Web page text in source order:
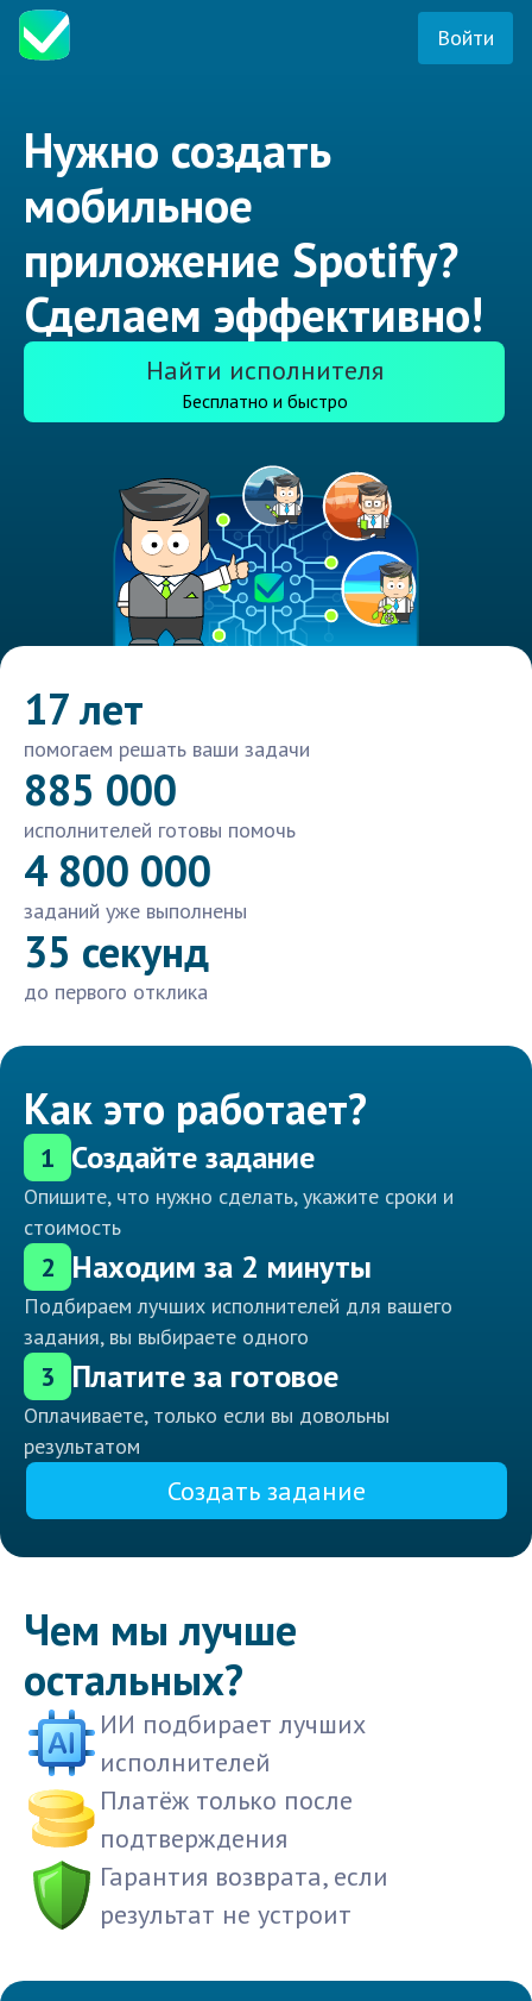
Войти
Нужно создать
мобильное
приложение Spotify?
Сделаем эффективно!
Найти исполнителя
Бесплатно и быстро
17 лет
помогаем решать ваши задачи
885 000
исполнителей готовы помочь
4 800 000
заданий уже выполнены
35 секунд
до первого отклика
Как это работает?
1 Создайте задание
Опишите, что нужно сделать, укажите сроки и
стоимость
2 Находим за 2 минуты
Подбираем лучших исполнителей для вашего
задания, вы выбираете одного
3 Платите за готовое
Оплачиваете, только если вы довольны
результатом
Создать задание
Чем мы лучше
остальных?
ИИ подбирает лучших
исполнителей
Платёж только после
подтверждения
Гарантия возврата, если
результат не устроит